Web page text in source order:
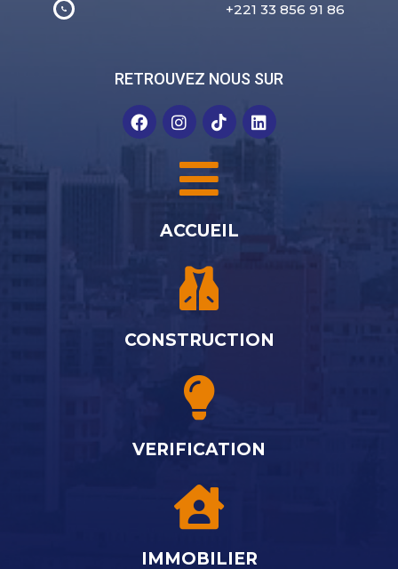
+221 33 856 91 86
RETROUVEZ NOUS SUR
ACCUEIL
CONSTRUCTION
VERIFICATION
IMMOBILIER